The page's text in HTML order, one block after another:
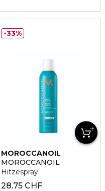
MOROCCANOIL
MOROCCANOIL
Hitzespray
28.75 CHF
33%